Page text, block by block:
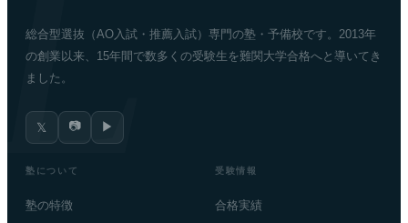
総合型選抜（AO入試・推薦入試）専門の塾・予備校です。2013年
の創業以来、15年間で数多くの受験生を難関大学合格へと導いてき
ました。
𝕏 📷 ▶
塾について
塾の特徴
受験情報
合格実績